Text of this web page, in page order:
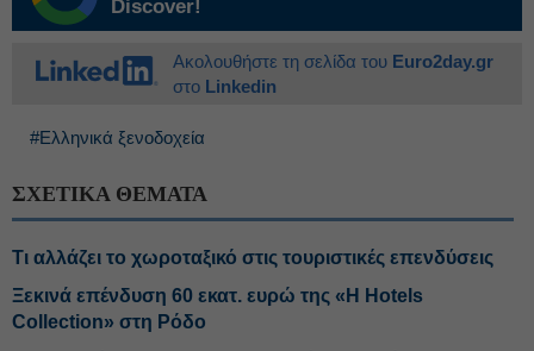
Discover!
Ακολουθήστε τη σελίδα του Euro2day.gr
στο Linkedin
#Ελληνικά ξενοδοχεία
ΣΧΕΤΙΚΑ ΘΕΜΑΤΑ
Τι αλλάζει το χωροταξικό στις τουριστικές επενδύσεις
Ξεκινά επένδυση 60 εκατ. ευρώ της «H Hotels
Collection» στη Ρόδο